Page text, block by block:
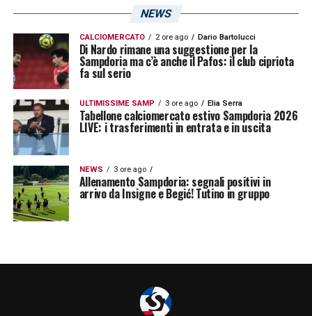
NEWS
CALCIOMERCATO 2 ore ago Dario Bartolucci
Di Nardo rimane una suggestione per la
Sampdoria ma c’è anche il Pafos: il club cipriota
fa sul serio
ULTIMISSIME SAMP 3 ore ago Elia Serra
Tabellone calciomercato estivo Sampdoria 2026
LIVE: i trasferimenti in entrata e in uscita
NEWS 3 ore ago
Allenamento Sampdoria: segnali positivi in
arrivo da Insigne e Begić! Tutino in gruppo